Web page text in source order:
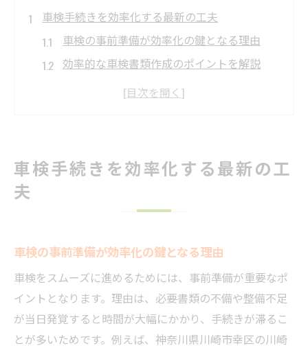
車検手続きを効率化する最新の工夫
車検の事前準備が効率化の鍵となる理由
効率的な車検書類作成のポイントを解説
車検簡素化の流れで迷わず進める方法
術
仕事の合間に済ませる車検時短テクニック
混雑回避で車検をスムーズに終える方法
短時間で終えるための車検準備リストの活
用
車検手続きを効率化する最新の工
夫
車検の事前準備が効率化の鍵となる理由
車検をスムーズに進めるためには、事前準備が重要なポ
イントとなります。理由は、必要書類の不備や整備不足
が当日発覚すると時間が大幅にかかり、手続きが滞るこ
とが多いためです。例えば、神奈川県川崎市幸区の川崎